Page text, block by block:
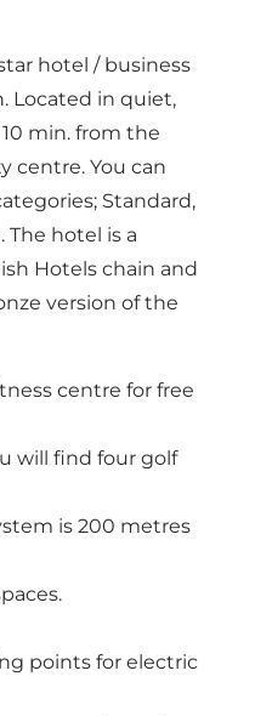
hotel / business
Located in quiet,
min. from the
centre. You can
Standard,
The hotel is a
Hotels chain and
version of the
centre for free
will find four golf
is 200 metres
points for electric